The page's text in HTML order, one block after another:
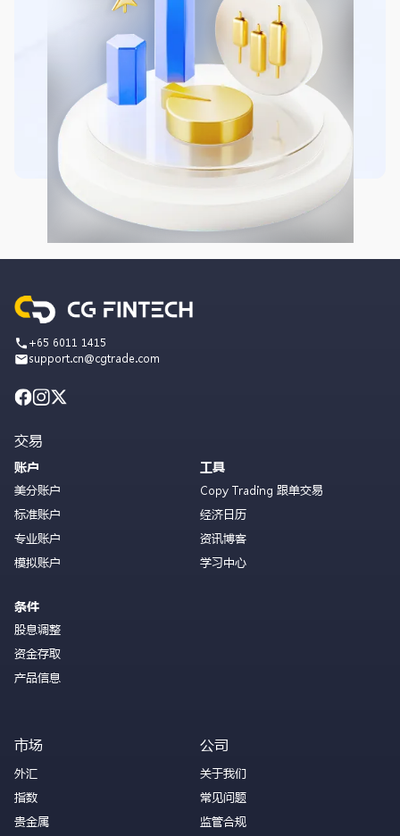
+65 6011 1415
support.cn@cgtrade.com
交易
账户
美分账户
标准账户
专业账户
模拟账户
条件
股息调整
资金存取
产品信息
工具
Copy Trading 跟单交易
经济日历
资讯博客
学习中心
市场
外汇
指数
贵金属
公司
关于我们
常见问题
监管合规